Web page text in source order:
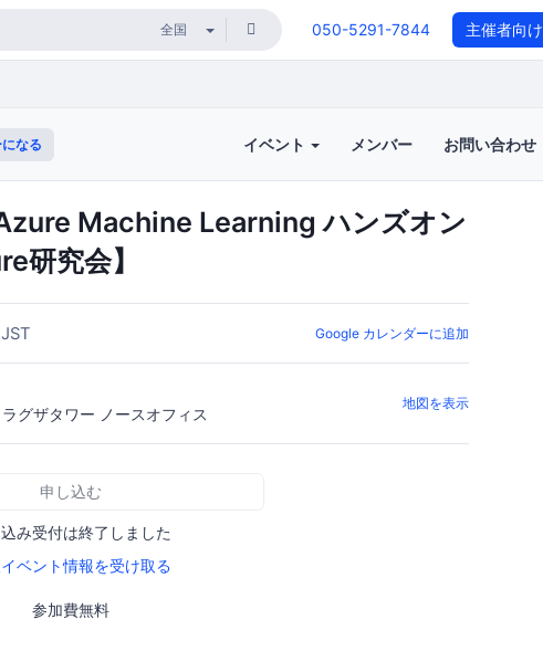
050-5291-7844 主催者向け
なる イベント メンバー お問い合わせ
Machine Learning ハンズオン
研究会】
JST Google カレンダーに追加
グザタワー ノースオフィス
地図を表示
申し込む
み受付は終了しました
ベント情報を受け取る
参加費無料